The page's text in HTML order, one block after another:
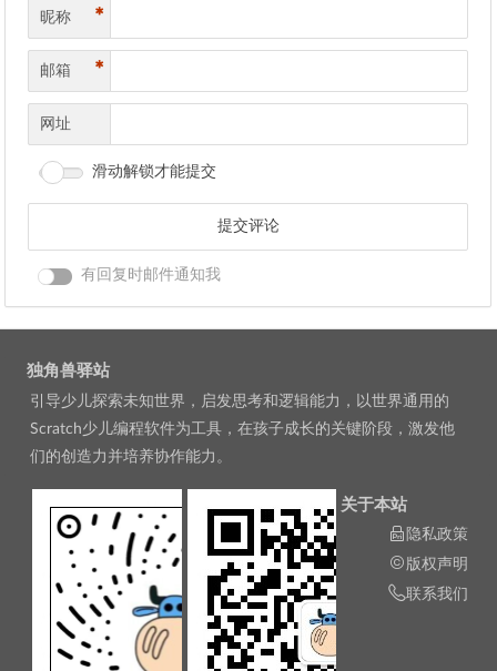
昵称 *
邮箱 *
网址
滑动解锁才能提交
有回复时邮件通知我
独角兽驿站
引导少儿探索未知世界，启发思考和逻辑能力，以世界通用的
Scratch少儿编程软件为工具，在孩子成长的关键阶段，激发他
们的创造力并培养协作能力。
关于本站
隐私政策
版权声明
联系我们